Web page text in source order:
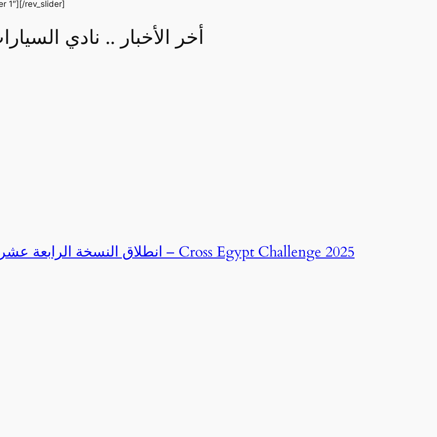
1″][/rev_slider]
أخر الأخبار .. نادي
انطلاق النسخة الرابعة عشرة من رالي تحدي عبور مصر – Cross Egypt Challenge 2025